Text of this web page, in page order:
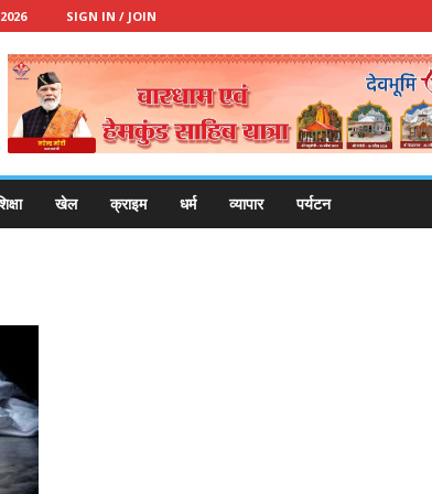
SIGN IN / JOIN
खेल क्राइम धर्म व्यापार पर्यटन